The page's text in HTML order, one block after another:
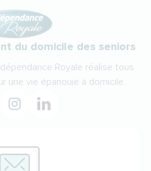
du domicile des seniors
Royale réalise tous
une vie épanouie à domicile.